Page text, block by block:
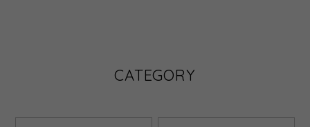
CATEGORY